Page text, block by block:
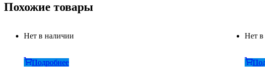
Похожие товары
Нет в наличии
Подробнее
Нет в